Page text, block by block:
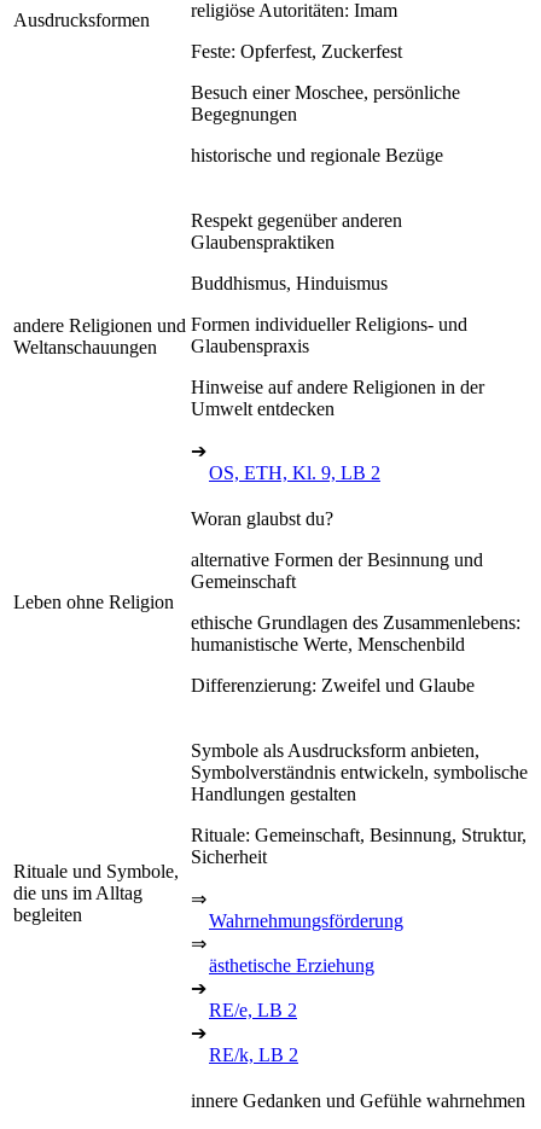
Ausdrucksformen
religiöse Autoritäten: Imam
Feste: Opferfest, Zuckerfest
Besuch einer Moschee, persönliche
Begegnungen
historische und regionale Bezüge
andere Religionen und
Weltanschauungen
Respekt gegenüber anderen
Glaubenspraktiken
Buddhismus, Hinduismus
Formen individueller Religions- und
Glaubenspraxis
Hinweise auf andere Religionen in der
Umwelt entdecken
➔
OS, ETH, Kl. 9, LB 2
Leben ohne Religion
Woran glaubst du?
alternative Formen der Besinnung und
Gemeinschaft
ethische Grundlagen des Zusammenlebens:
humanistische Werte, Menschenbild
Differenzierung: Zweifel und Glaube
Rituale und Symbole,
die uns im Alltag
begleiten
Symbole als Ausdrucksform anbieten,
Symbolverständnis entwickeln, symbolische
Handlungen gestalten
Rituale: Gemeinschaft, Besinnung, Struktur,
Sicherheit
⇒
Wahrnehmungsförderung
⇒
ästhetische Erziehung
➔
RE/e, LB 2
➔
RE/k, LB 2
innere Gedanken und Gefühle wahrnehmen